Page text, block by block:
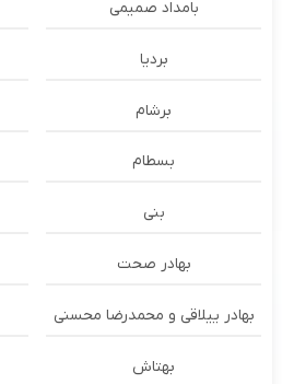
بامداد صمیمی
بردیا
برشام
بسطام
بنی
بهادر صحت
بهادر ییلاقی و محمدرضا محسنی
بهتاش